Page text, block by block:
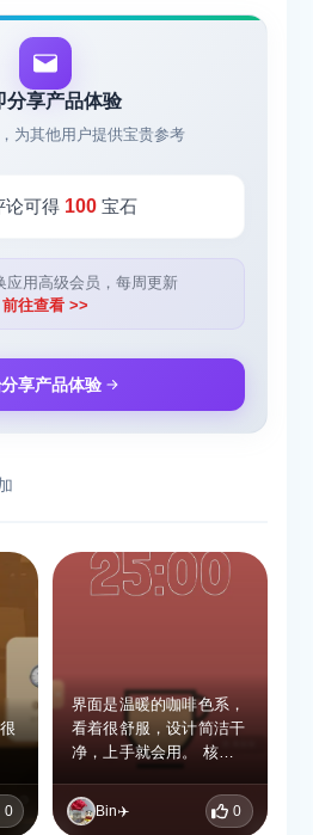
分享产品体验
为其他用户提供宝贵参考
论可得 100宝石
应用高级会员，每周更新
前往查看 >>
享产品体验
0
界面是温暖的咖啡色系，
看着很舒服，设计简洁干
净，上手就会用。 核心
广告打扰，背景音轻柔，
像在咖啡馆里专注做事，
Bin✈️ 0